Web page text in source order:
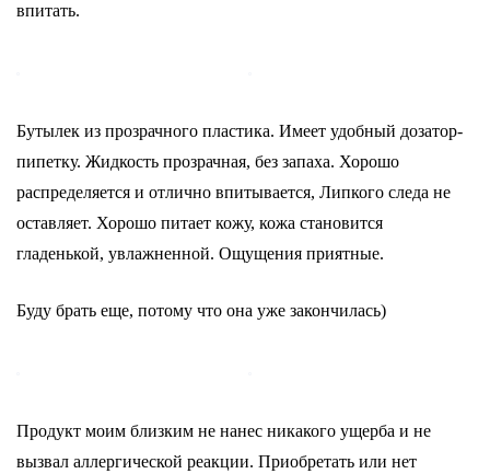
впитать.
Бутылек из прозрачного пластика. Имеет удобный дозатор-
пипетку. Жидкость прозрачная, без запаха. Хорошо
распределяется и отлично впитывается, Липкого следа не
оставляет. Хорошо питает кожу, кожа становится
гладенькой, увлажненной. Ощущения приятные.
Буду брать еще, потому что она уже закончилась)
Продукт моим близким не нанес никакого ущерба и не
вызвал аллергической реакции. Приобретать или нет